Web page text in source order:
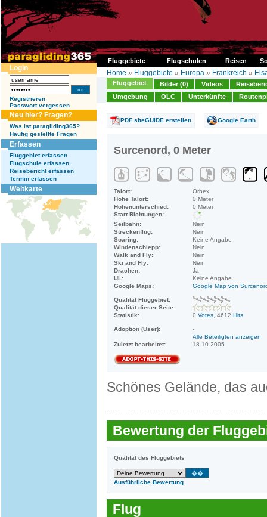
Fluggebiete Flugschulen Reisen
Login
Registrieren
Passwort vergessen
Neu hier? Fragen?
Was ist paragliding365?
Häufig gestellte Fragen
Erfassen
Fluggebiet erfassen
Flugschule erfassen
Reisebericht erfassen
Termin erfassen
Weltkarte
Home » Fluggebiete » Europa » Frankreich »
Fluggebiet Bilder (0) Videos
Umgebung
OLC Unterkünfte
PDF siteGUIDE erstellen Google Earth
Surcenord, 0 Meter
Talort:
Orbex
Höhe Talort:
0 Meter
Höhenunterschied:
0 Meter
Start Richtungen:
Seilbahn:
Nein
Streckenflug:
Nein
Soaring:
Keine Angabe
Windenschlepp:
Nein
Walk and Fly:
Nein
Ski and Fly:
Nein
Drachen:
Ja
UL:
Keine Angabe
Google Maps:
Google Map von
Qualität Fluggebiet:
Qualität dieser Seite:
Statistik:
0 Votes , 4612 Hits
Adoption (User):
-
Alle Beteiligten anzeigen
Zuletzt bearbeitet:
18.10.2005
Schönes Gelände, das
Bewertung der
Qualität des Fluggebiets
Ausführliche Bewertung
Flug